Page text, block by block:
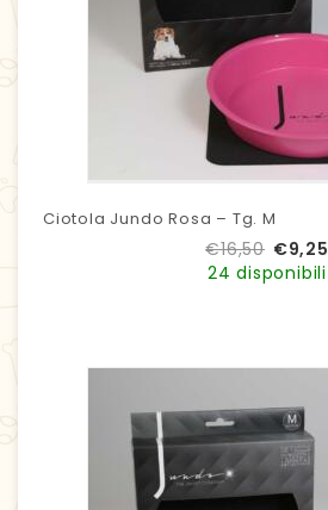
Ciotola Jundo Rosa – Tg. M
€16,50 €9,25
24 disponibili